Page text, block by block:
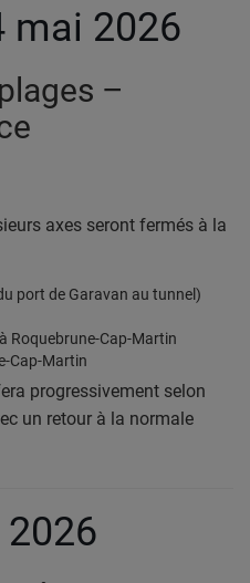
mai 2026
–
axes seront fermés à la
port de Garavan au tunnel)
Roquebrune-Cap-Martin
Cap-Martin
progressivement selon
un retour à la normale